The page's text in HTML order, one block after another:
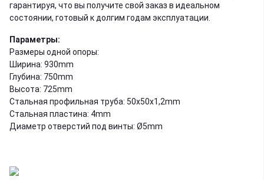
гарантируя, что вы получите свой заказ в идеальном
состоянии, готовый к долгим годам эксплуатации.
Параметры:
Размеры одной опоры:
Ширина: 930mm
Глубина: 750mm
Высота: 725mm
Стальная профильная труба: 50x50x1,2mm
Стальная пластина: 4mm
Диаметр отверстий под винты: Ø5mm